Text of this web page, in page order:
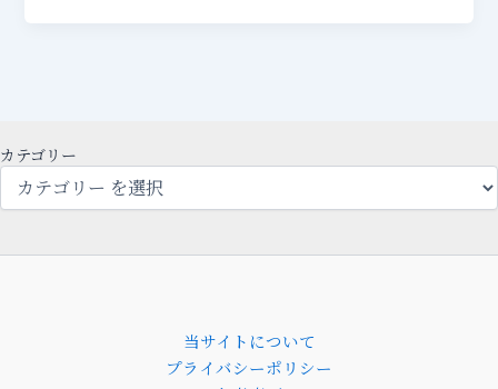
カテゴリー
当サイトについて
プライバシーポリシー